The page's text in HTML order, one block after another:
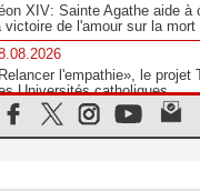
XIV: Sainte Agathe aide à
victoire de l'amour sur la mort
l'empathie», le projet
Universités catholiques
2026, donner la parole